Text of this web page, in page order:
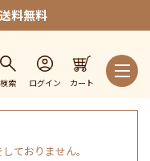
料無料
検索 ログイン カート
ておりません。